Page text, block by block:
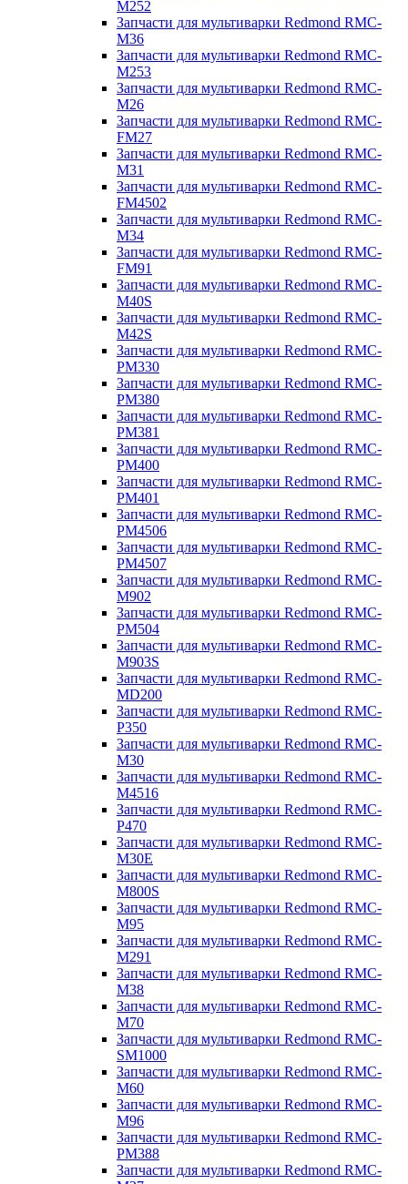
M252
Запчасти для мультиварки Redmond RMC-
M36
Запчасти для мультиварки Redmond RMC-
M253
Запчасти для мультиварки Redmond RMC-
M26
Запчасти для мультиварки Redmond RMC-
FM27
Запчасти для мультиварки Redmond RMC-
M31
Запчасти для мультиварки Redmond RMC-
FM4502
Запчасти для мультиварки Redmond RMC-
M34
Запчасти для мультиварки Redmond RMC-
FM91
Запчасти для мультиварки Redmond RMC-
M40S
Запчасти для мультиварки Redmond RMC-
M42S
Запчасти для мультиварки Redmond RMC-
PM330
Запчасти для мультиварки Redmond RMC-
PM380
Запчасти для мультиварки Redmond RMC-
PM381
Запчасти для мультиварки Redmond RMC-
PM400
Запчасти для мультиварки Redmond RMC-
PM401
Запчасти для мультиварки Redmond RMC-
PM4506
Запчасти для мультиварки Redmond RMC-
PM4507
Запчасти для мультиварки Redmond RMC-
M902
Запчасти для мультиварки Redmond RMC-
PM504
Запчасти для мультиварки Redmond RMC-
M903S
Запчасти для мультиварки Redmond RMC-
MD200
Запчасти для мультиварки Redmond RMC-
P350
Запчасти для мультиварки Redmond RMC-
M30
Запчасти для мультиварки Redmond RMC-
M4516
Запчасти для мультиварки Redmond RMC-
P470
Запчасти для мультиварки Redmond RMC-
M30E
Запчасти для мультиварки Redmond RMC-
M800S
Запчасти для мультиварки Redmond RMC-
M95
Запчасти для мультиварки Redmond RMC-
M291
Запчасти для мультиварки Redmond RMC-
M38
Запчасти для мультиварки Redmond RMC-
M70
Запчасти для мультиварки Redmond RMC-
SM1000
Запчасти для мультиварки Redmond RMC-
M60
Запчасти для мультиварки Redmond RMC-
M96
Запчасти для мультиварки Redmond RMC-
PM388
Запчасти для мультиварки Redmond RMC-